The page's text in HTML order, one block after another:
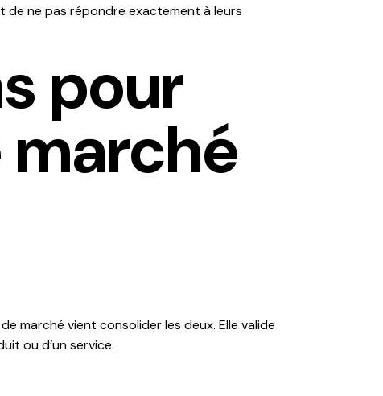
ne pas répondre exactement à leurs
pour
marché
marché vient consolider les deux. Elle valide
ou d’un service.